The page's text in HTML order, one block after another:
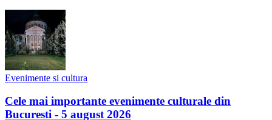
Evenimente si cultura
Cele mai importante evenimente culturale din
Bucuresti - 5 august 2026